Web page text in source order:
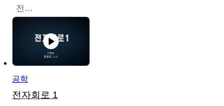
전병현
공학
전자회로 1